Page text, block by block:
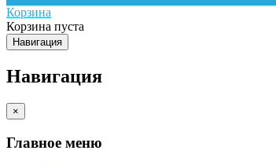
Корзина
Корзина пуста
Навигация
Навигация
×
Главное меню